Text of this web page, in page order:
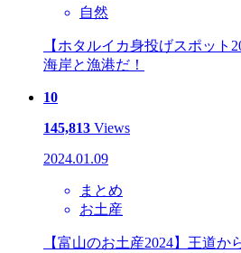
自然
【ホタルイカ身投げスポット
海岸と漁港だ！
10
145,813 Views
2024.01.09
まとめ
お土産
【富山のお土産2024】王道